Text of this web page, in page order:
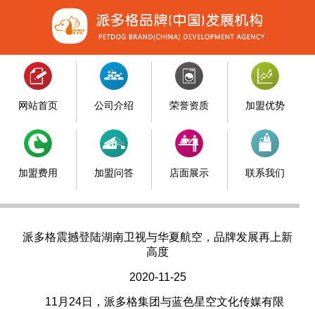
网站首页 公司介绍 荣誉资质 加盟优势
加盟费用 加盟问答 店面展示 联系我们
派多格震撼登陆湖南卫视与华夏航空，品牌发展再上新
高度
2020-11-25
11月24日，派多格集团与蓝色星空文化传媒有限